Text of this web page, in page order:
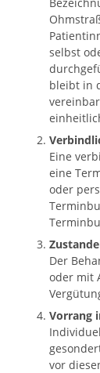
selbst
bleibt in
Eine
eine
oder
Der
oder mit
Vorrang
vor